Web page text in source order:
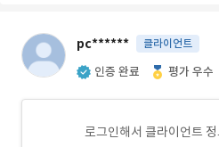
pc****** 클라이언트
인증 완료 평가 우수
로그인해서 클라이언트